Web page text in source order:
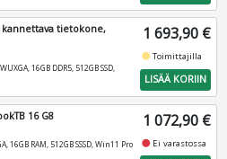
kannettava tietokone,
16GB DDR5, 512GB SSD,
1 693,90 €
fiber_manual_recordToimittajilla
LISÄÄ KORIIN
16 G8
16GB RAM, 512GB SSSD, Win11 Pro
1 072,90 €
fiber_manual_record Ei varastossa